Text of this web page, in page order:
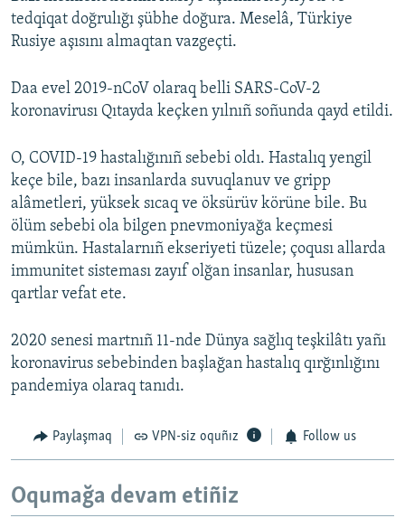
tedqiqat doğrulığı şübhe doğura. Meselâ, Türkiye
Rusiye aşısını almaqtan vazgeçti.
Daa evel 2019-nCoV olaraq belli SARS-CoV-2
koronavirusı Qıtayda keçken yılnıñ soñunda qayd etildi.
O, COVID-19 hastalığınıñ sebebi oldı. Hastalıq yengil
keçe bile, bazı insanlarda suvuqlanuv ve gripp
alâmetleri, yüksek sıcaq ve öksürüv körüne bile. Bu
ölüm sebebi ola bilgen pnevmoniyağa keçmesi
mümkün. Hastalarnıñ ekseriyeti tüzele; çoqusı allarda
immunitet sisteması zayıf olğan insanlar, hususan
qartlar vefat ete.
2020 senesi martnıñ 11-nde Dünya sağlıq teşkilâtı yañı
koronavirus sebebinden başlağan hastalıq qırğınlığını
pandemiya olaraq tanıdı.
Paylaşmaq VPN-siz oquñız Follow us
Oqumağa devam etiñiz